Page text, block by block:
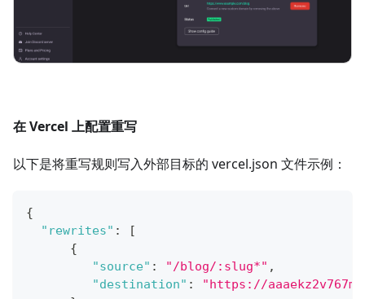
在 Vercel 上配置重写
以下是将重写规则写入外部目标的 vercel.json 文件示例：
{
"rewrites" :
[
{
"source" : "/blog/:slug*" ,
"destination" :
"https://